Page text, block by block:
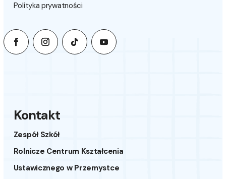
Kontakt
Zespół Szkół
Rolnicze Centrum Kształcenia
Ustawicznego w Przemystce
Polityka prywatności